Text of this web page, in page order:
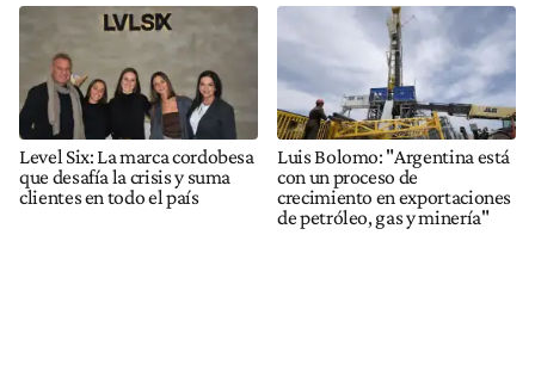
Level Six: La marca cordobesa
que desafía la crisis y suma
clientes en todo el país
Luis Bolomo: "Argentina está
con un proceso de
crecimiento en exportaciones
de petróleo, gas y minería"